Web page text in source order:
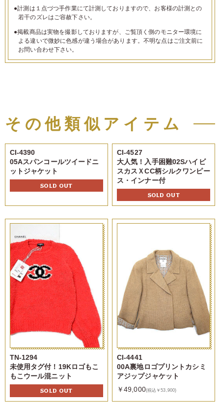
●計測は１点づつ手作業にて計測しておりますので、お客様の計測との
若干のズレはご容赦下さい。
●掲載商品は実物を撮影しておりますが、ご覧頂く側のモニター環境に
よる違いで微妙に色感が違う場合があります。不明な点はご注文前に
お問い合わせ下さい。
その他類似アイテム
CI-4390
05Aスパンコールツイードニ
ットジャケット
SOLD OUT
CI-4527
大人気！入手困難02Sハイビ
スカスＸCC柄シルクワンピー
ス・インナー付
SOLD OUT
TN-1294
未使用タグ付！19Kロゴもこ
もこウール混ニット
SOLD OUT
CI-4441
00A裏地ロゴプリントカシミ
アジップジャケット
￥49,000(税込￥53,900)